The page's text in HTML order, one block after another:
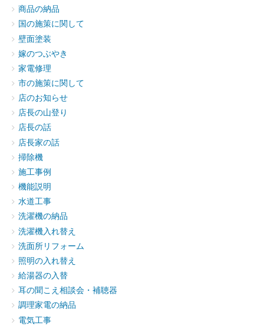
商品の納品
国の施策に関して
壁面塗装
嫁のつぶやき
家電修理
市の施策に関して
店のお知らせ
店長の山登り
店長の話
店長家の話
掃除機
施工事例
機能説明
水道工事
洗濯機の納品
洗濯機入れ替え
洗面所リフォーム
照明の入れ替え
給湯器の入替
耳の聞こえ相談会・補聴器
調理家電の納品
電気工事